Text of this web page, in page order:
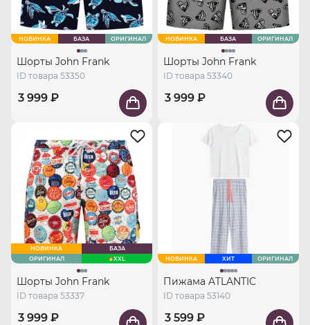
НОВИНКА БАЗА ОРИГИНАЛ
Шорты John Frank
ID товара 53350
3 999 ₽
НОВИНКА БАЗА ОРИГИНАЛ
Шорты John Frank
ID товара 53340
3 999 ₽
НОВИНКА
БАЗА
ОРИГИНАЛ
XXL
Шорты John Frank
ID товара 53337
3 999 ₽
НОВИНКА ХИТ ОРИГИНАЛ
Пижама ATLANTIC
ID товара 53140
3 599 ₽